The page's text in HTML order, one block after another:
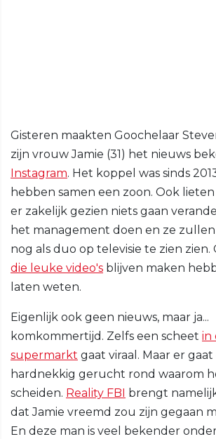
Gisteren maakten Goochelaar
zijn vrouw Jamie (31) het nieuws
Instagram. Het koppel was sinds
hebben samen een zoon. Ook
er zakelijk gezien niets gaan
het management doen en ze
nog als duo op televisie te zien zien.
die leuke video's blijven maken
laten weten.
Eigenlijk ook geen nieuws, maar ja...
komkommertijd. Zelfs een scheet in
supermarkt gaat viraal. Maar er
hardnekkig gerucht rond waarom
scheiden. Reality FBI brengt
dat Jamie vreemd zou zijn gegaan
En deze man is veel bekender